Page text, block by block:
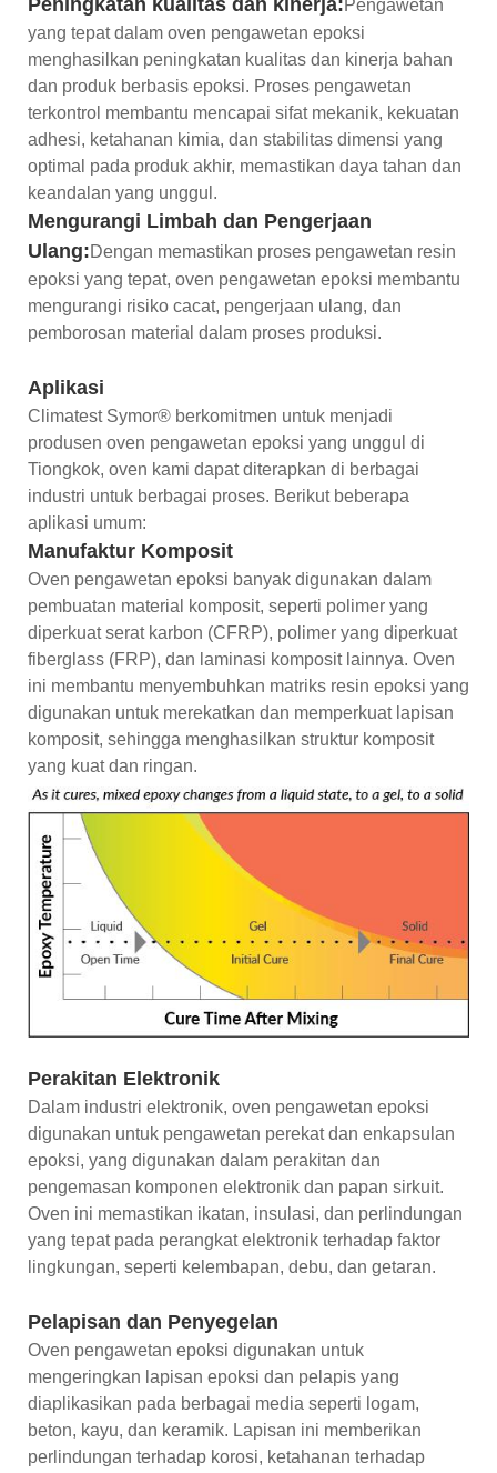
Pengawetan
yang tepat dalam oven pengawetan epoksi
menghasilkan peningkatan kualitas dan kinerja bahan
dan produk berbasis epoksi. Proses pengawetan
terkontrol membantu mencapai sifat mekanik, kekuatan
adhesi, ketahanan kimia, dan stabilitas dimensi yang
optimal pada produk akhir, memastikan daya tahan dan
keandalan yang unggul.
Mengurangi Limbah dan Pengerjaan
Ulang:Dengan memastikan proses pengawetan resin
epoksi yang tepat, oven pengawetan epoksi membantu
mengurangi risiko cacat, pengerjaan ulang, dan
pemborosan material dalam proses produksi.
Aplikasi
Climatest Symor® berkomitmen untuk menjadi
produsen oven pengawetan epoksi yang unggul di
Tiongkok, oven kami dapat diterapkan di berbagai
industri untuk berbagai proses. Berikut beberapa
aplikasi umum:
Manufaktur Komposit
Oven pengawetan epoksi banyak digunakan dalam
pembuatan material komposit, seperti polimer yang
diperkuat serat karbon (CFRP), polimer yang diperkuat
fiberglass (FRP), dan laminasi komposit lainnya. Oven
ini membantu menyembuhkan matriks resin epoksi yang
digunakan untuk merekatkan dan memperkuat lapisan
komposit, sehingga menghasilkan struktur komposit
yang kuat dan ringan.
Perakitan Elektronik
Dalam industri elektronik, oven pengawetan epoksi
digunakan untuk pengawetan perekat dan enkapsulan
epoksi, yang digunakan dalam perakitan dan
pengemasan komponen elektronik dan papan sirkuit.
Oven ini memastikan ikatan, insulasi, dan perlindungan
yang tepat pada perangkat elektronik terhadap faktor
lingkungan, seperti kelembapan, debu, dan getaran.
Pelapisan dan Penyegelan
Oven pengawetan epoksi digunakan untuk
mengeringkan lapisan epoksi dan pelapis yang
diaplikasikan pada berbagai media seperti logam,
beton, kayu, dan keramik. Lapisan ini memberikan
perlindungan terhadap korosi, ketahanan terhadap